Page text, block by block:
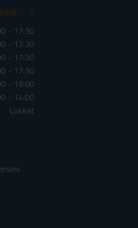
>
- 17:30
- 17:30
- 17:30
- 17:30
- 19:00
- 14:00
Lukket